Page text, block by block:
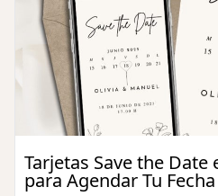
Tarjetas Save the Date
para Agendar Tu Fecha